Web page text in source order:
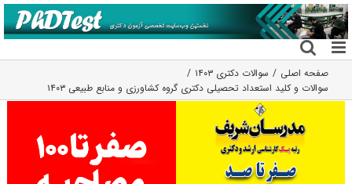
رفتن
به
محتوا
صفحه اصلی
سوالات دکتری ۱۴۰۳
سوالات و کلید استعداد تحصیلی دکتری گروه کشاورزی و منابع طبیعی ۱۴۰۳